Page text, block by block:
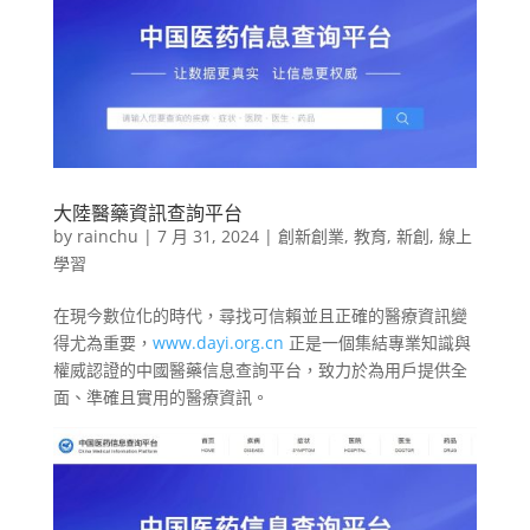
大陸醫藥資訊查詢平台
by rainchu | 7 月 31, 2024| 創新創業, 教育, 新創, 線上
學習
在現今數位化的時代，尋找可信賴並且正確的醫療資訊變
得尤為重要， www.dayi.org.cn 正是一個集結專業知識與
權威認證的中國醫藥信息查詢平台，致力於為用戶提供全
面、準確且實用的醫療資訊。